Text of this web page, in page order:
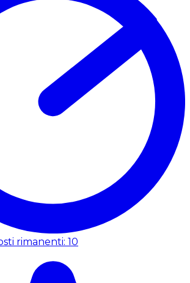
rimanenti: 10